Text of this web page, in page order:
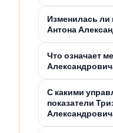
Изменилась ли
Антона
Что означает
С какими
показатели